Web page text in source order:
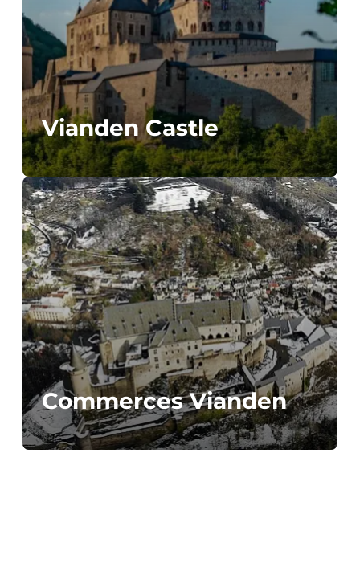
Vianden Castle
Commerces Vianden